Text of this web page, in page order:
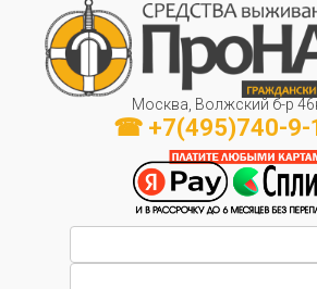
Москва, Волжский б-р
☎ +7(495)740-9-